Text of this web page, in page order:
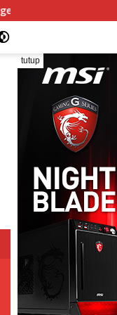
Kesejahteraan
tutup